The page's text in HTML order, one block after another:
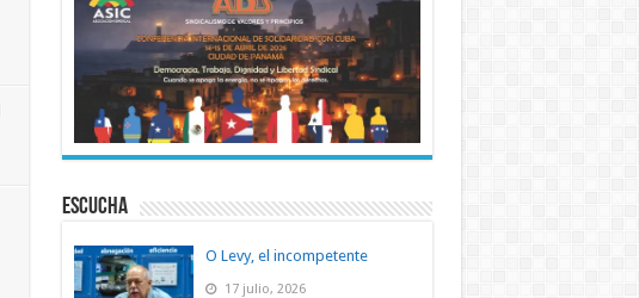
ESCUCHA
O Levy, el incompetente
17 julio, 2026